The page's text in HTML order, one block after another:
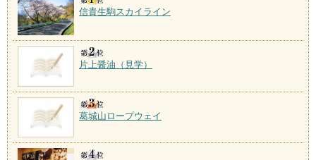
信貴生駒スカイライン
片上醤油（見学）
葛城山ロープウェイ